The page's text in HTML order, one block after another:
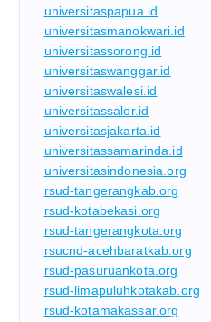
universitaspapua.id
universitasmanokwari.id
universitassorong.id
universitaswanggar.id
universitaswalesi.id
universitassalor.id
universitasjakarta.id
universitassamarinda.id
universitasindonesia.org
rsud-tangerangkab.org
rsud-kotabekasi.org
rsud-tangerangkota.org
rsucnd-acehbaratkab.org
rsud-pasuruankota.org
rsud-limapuluhkotakab.org
rsud-kotamakassar.org